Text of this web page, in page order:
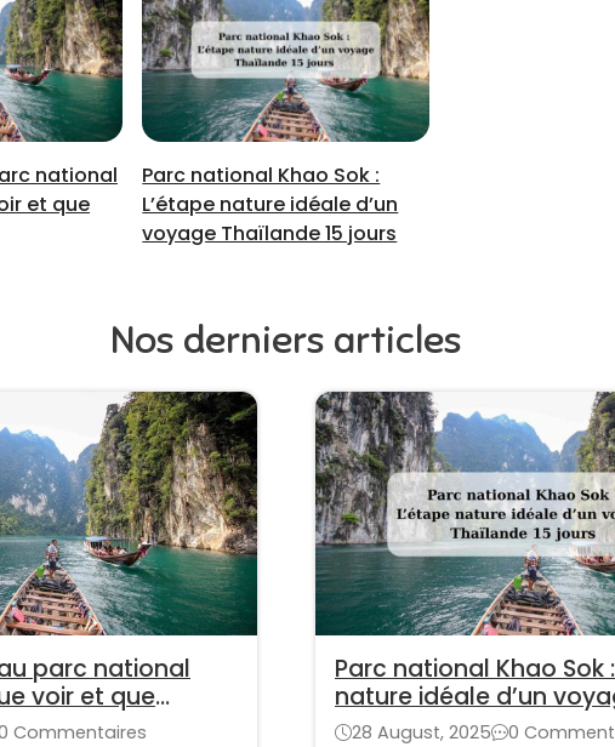
national
et que
Parc national Khao Sok :
L’étape nature idéale d’un
voyage Thaïlande 15 jours
Nos derniers articles
parc national
voir et que
Commentaires
Parc national Khao Sok
nature idéale d’un
Thaïlande 15 jours
28 August, 2025
0